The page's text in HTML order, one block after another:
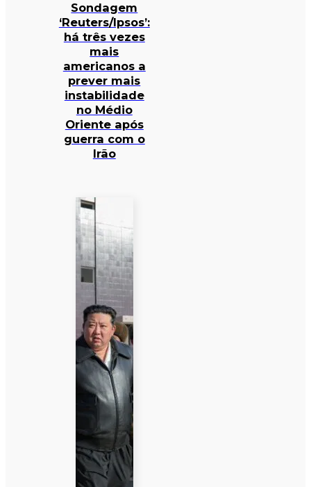
Sondagem
‘Reuters/Ipsos’:
há três vezes
mais
americanos a
prever mais
instabilidade
no Médio
Oriente após
guerra com o
Irão